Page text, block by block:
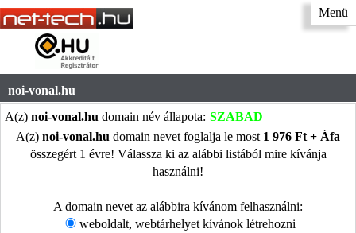
Menü
noi-vonal.hu
A(z) noi-vonal.hu domain név állapota: SZABAD
A(z) noi-vonal.hu domain nevet foglalja le most 1 976 Ft + Áfa
összegért 1 évre! Válassza ki az alábbi listából mire kívánja
használni!
A domain nevet az alábbira kívánom felhasználni:
weboldalt, webtárhelyet kívánok létrehozni